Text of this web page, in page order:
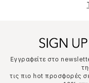
Εγγραφείτε στο
τις πιο hot προσφορές